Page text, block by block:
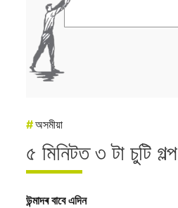
#অসমীয়া
৫ মিনিটত ৩ টা চুটি গল্প
উন্মাদৰ বাবে এদিন